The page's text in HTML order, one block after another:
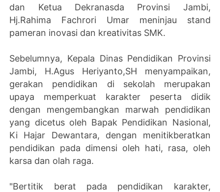
dan Ketua Dekranasda Provinsi Jambi,
Hj.Rahima Fachrori Umar meninjau stand
pameran inovasi dan kreativitas SMK.
Sebelumnya, Kepala Dinas Pendidikan Provinsi
Jambi, H.Agus Heriyanto,SH menyampaikan,
gerakan pendidikan di sekolah merupakan
upaya memperkuat karakter peserta didik
dengan mengembangkan marwah pendidikan
yang dicetus oleh Bapak Pendidikan Nasional,
Ki Hajar Dewantara, dengan menitikberatkan
pendidikan pada dimensi oleh hati, rasa, oleh
karsa dan olah raga.
"Bertitik berat pada pendidikan karakter,